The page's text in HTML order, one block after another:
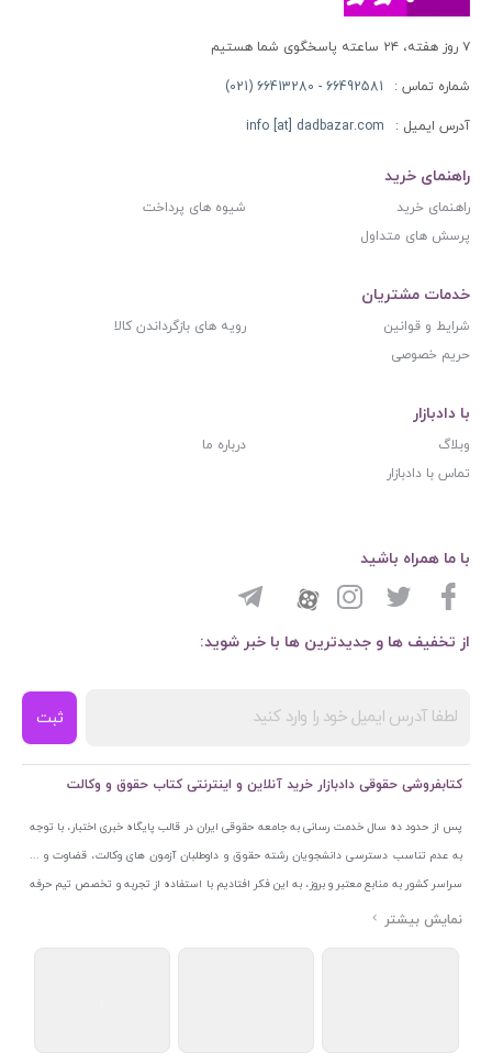
۷ روز هفته، ۲۴ ساعته پاسخگوی شما هستیم
شماره تماس : 66492581 - 66413280 (021)
آدرس ایمیل : info [at] dadbazar.com
راهنمای خرید
راهنمای خرید
شیوه های پرداخت
پرسش های متداول
خدمات مشتریان
شرایط و قوانین
رویه های بازگرداندن کالا
حریم خصوصی
با دادبازار
وبلاگ
درباره ما
تماس با دادبازار
از تخفیف ها و جدیدترین ها با خبر شوید:
ثبت
با ما همراه باشید
کتابفروشی حقوقی دادبازار خرید آنلاین و اینترنتی کتاب حقوق و وکالت
پس از حدود ده سال خدمت رسانی به جامعه حقوقی ایران در قالب پایگاه خبری اختبار، با توجه
به عدم تناسب دسترسی دانشجویان رشته حقوق و داوطلبان آزمون های وکالت، قضاوت و ...
سراسر کشور به منابع معتبر و بروز، به این فکر افتادیم با استفاده از تجربه و تخصص تیم حرفه
ای اختبار خدمتی جدید به جامعه حقوقی ایران ارائه کنیم. به این منظور با راه اندازی و تجهیز
اتحادیه ناشران و کتابفروشان تهران به منظور ارائه مطمئن ترین خدمات مجموعه بسیار کامل و